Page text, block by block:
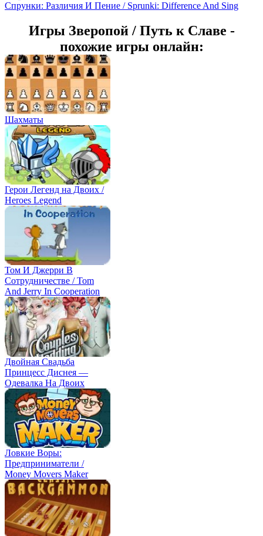
Спрунки: Различия И Пение / Sprunki: Difference And Sing
Игры Зверопой / Путь к Славе -
похожие игры онлайн:
Шахматы
Герои Легенд на Двоих /
Heroes Legend
Том И Джерри В
Сотрудничестве / Tom
And Jerry In Cooperation
Двойная Свадьба
Принцесс Диснея —
Одевалка На Двоих
Ловкие Воры:
Предприниматели /
Money Movers Maker